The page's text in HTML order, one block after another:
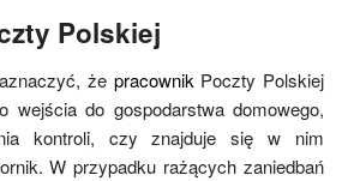
Polskiej
że pracownik Poczty Polskiej
wejścia do gospodarstwa domowego,
kontroli, czy znajduje się w nim
W przypadku rażących zaniedbań